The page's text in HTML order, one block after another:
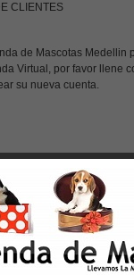
CLIENTES
de Mascotas Medellin
Virtual, por favor llene
su nueva cuenta.